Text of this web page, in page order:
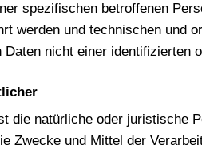
spezifischen betroffenen
werden und technischen und
nicht einer identifizierten
die natürliche oder juristische
Zwecke und Mittel der